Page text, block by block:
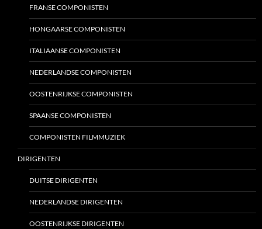
FRANSE COMPONISTEN
HONGAARSE COMPONISTEN
ITALIAANSE COMPONISTEN
NEDERLANDSE COMPONISTEN
OOSTENRIJKSE COMPONISTEN
SPAANSE COMPONISTEN
COMPONISTEN FILMMUZIEK
DIRIGENTEN
DUITSE DIRIGENTEN
NEDERLANDSE DIRIGENTEN
OOSTENRIJKSE DIRIGENTEN